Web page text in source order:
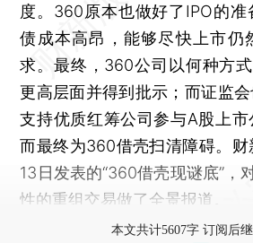
度。360原本也做好了IPO的准
债成本高昂，能够尽快上市仍
求。最终，360公司以何种方
更高层面并得到批示；而证监
支持优质红筹公司参与A股上
而最终为360借壳扫清障碍。财
13日发表的“360借壳现谜底”，
性的重组交易做了全景报道。
本文共计5607字 订阅后